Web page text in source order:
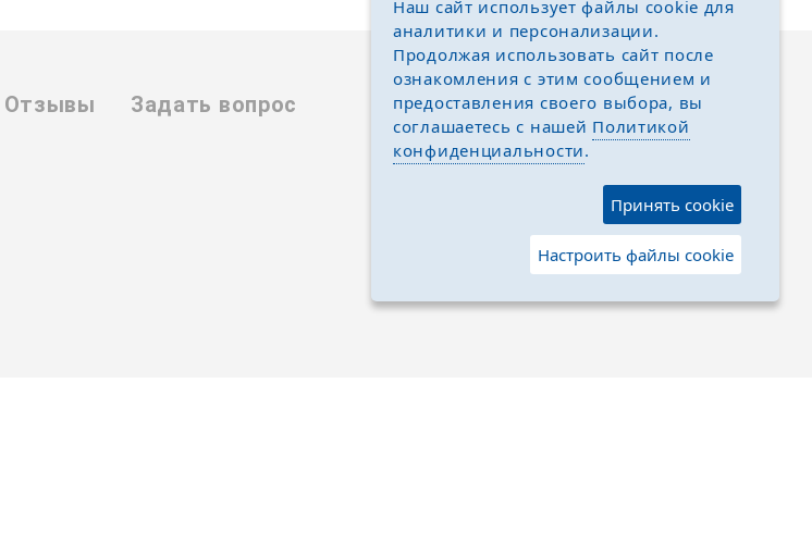
Отзывы Задать вопрос
Наш сайт использует файлы cookie для
аналитики и персонализации.
Продолжая использовать сайт после
ознакомления с этим сообщением и
предоставления своего выбора, вы
соглашаетесь с нашей Политикой
конфиденциальности.
Принять cookie
Настроить файлы cookie